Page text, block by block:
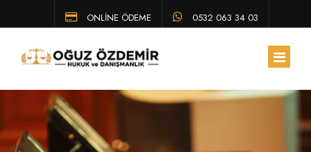
ONLİNE ÖDEME 0532 063 34 03
ANA SAYFA